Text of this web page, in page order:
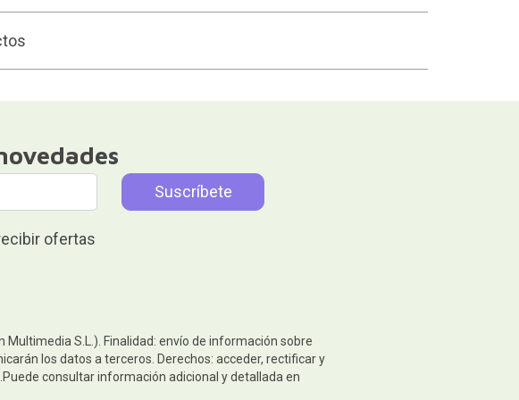
ofertas
S.L.). Finalidad: envío de información sobre
los datos a terceros. Derechos: acceder, rectificar y
consultar información adicional y detallada en